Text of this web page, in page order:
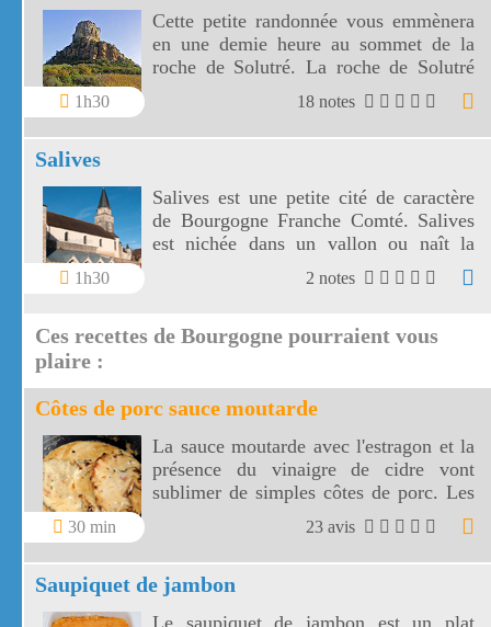
1h30
Cette petite randonnée vous emmènera
en une demie heure au sommet de la
roche de Solutré. La roche de Solutré
vous offrira un superbe panorama sur le
village de Solutré mais aussi sur celui
de Vergisson.
18 notes
Salives
1h30
Salives est une petite cité de caractère
de Bourgogne Franche Comté. Salives
est nichée dans un vallon ou naît la
2 notes
Ces recettes de Bourgogne pourraient vous
plaire :
Côtes de porc sauce moutarde
30 min
La sauce moutarde avec l'estragon et la
présence du vinaigre de cidre vont
sublimer de simples côtes de porc. Les
côtes de porc à la moutarde
s'accompagnent aussi bien de riz, de
pâtes ou de légumes de votre choix!
23 avis
Saupiquet de jambon